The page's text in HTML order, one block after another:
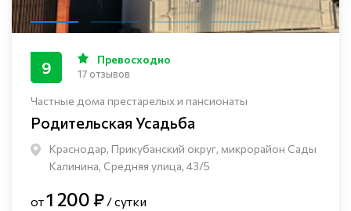
Частные дома престарелых и пансионаты
Родительская Усадьба
Краснодар, Прикубанский округ, микрорайон Сады
Калинина, Средняя улица, 43/5
9 Превосходно
17 отзывов
от1 200 ₽ / сутки